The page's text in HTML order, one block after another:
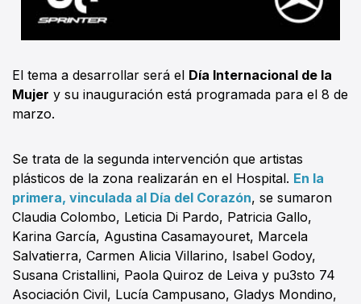
El tema a desarrollar será el Día Internacional de la
Mujer y su inauguración está programada para el 8 de
marzo.
Se trata de la segunda intervención que artistas
plásticos de la zona realizarán en el Hospital. En la
primera, vinculada al Día del Corazón, se sumaron
Claudia Colombo, Leticia Di Pardo, Patricia Gallo,
Karina García, Agustina Casamayouret, Marcela
Salvatierra, Carmen Alicia Villarino, Isabel Godoy,
Susana Cristallini, Paola Quiroz de Leiva y pu3sto 74
Asociación Civil, Lucía Campusano, Gladys Mondino,